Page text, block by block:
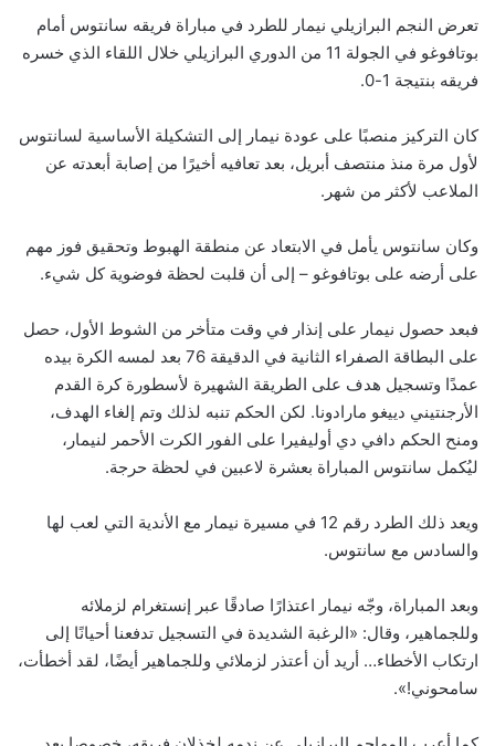
تعرض النجم البرازيلي نيمار للطرد في مباراة فريقه سانتوس أمام
بوتافوغو في الجولة 11 من الدوري البرازيلي خلال اللقاء الذي خسره
فريقه بنتيجة 1-0.
كان التركيز منصبًا على عودة نيمار إلى التشكيلة الأساسية لسانتوس
لأول مرة منذ منتصف أبريل، بعد تعافيه أخيرًا من إصابة أبعدته عن
الملاعب لأكثر من شهر.
وكان سانتوس يأمل في الابتعاد عن منطقة الهبوط وتحقيق فوز مهم
على أرضه على بوتافوغو – إلى أن قلبت لحظة فوضوية كل شيء.
فبعد حصول نيمار على إنذار في وقت متأخر من الشوط الأول، حصل
على البطاقة الصفراء الثانية في الدقيقة 76 بعد لمسه الكرة بيده
عمدًا وتسجيل هدف على الطريقة الشهيرة لأسطورة كرة القدم
الأرجنتيني دييغو مارادونا. لكن الحكم تنبه لذلك وتم إلغاء الهدف،
ومنح الحكم دافي دي أوليفيرا على الفور الكرت الأحمر لنيمار،
ليُكمل سانتوس المباراة بعشرة لاعبين في لحظة حرجة.
ويعد ذلك الطرد رقم 12 في مسيرة نيمار مع الأندية التي لعب لها
والسادس مع سانتوس.
وبعد المباراة، وجّه نيمار اعتذارًا صادقًا عبر إنستغرام لزملائه
وللجماهير، وقال: «الرغبة الشديدة في التسجيل تدفعنا أحيانًا إلى
ارتكاب الأخطاء… أريد أن أعتذر لزملائي وللجماهير أيضًا، لقد أخطأت،
سامحوني!».